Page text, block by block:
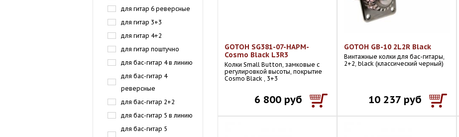
для гитар 6 реверсные
для гитар 3+3
для гитар 4+2
для гитар поштучно
для бас-гитар 4 в линию
для бас-гитар 4
реверсные
для бас-гитар 2+2
для бас-гитар 5 в линию
для бас-гитар 5
GOTOH SG381-07-HAPM-
Cosmo Black L3R3
Колки Small Button, замковые с
регулировкой высоты, покрытие
Cosmo Black , 3+3
6 800 руб
GOTOH GB-10 2L2R Black
Винтажные колки для бас-гитары,
2+2, black (классический черный)
10 237 руб